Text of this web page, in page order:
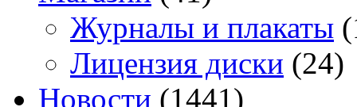
Журналы и плакаты
Лицензия диски (24)
Новости (1441)